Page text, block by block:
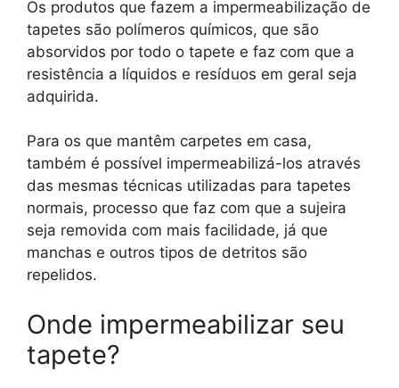
Os produtos que fazem a impermeabilização de
tapetes são polímeros químicos, que são
absorvidos por todo o tapete e faz com que a
resistência a líquidos e resíduos em geral seja
adquirida.
Para os que mantêm carpetes em casa,
também é possível impermeabilizá-los através
das mesmas técnicas utilizadas para tapetes
normais, processo que faz com que a sujeira
seja removida com mais facilidade, já que
manchas e outros tipos de detritos são
repelidos.
Onde impermeabilizar seu
tapete?